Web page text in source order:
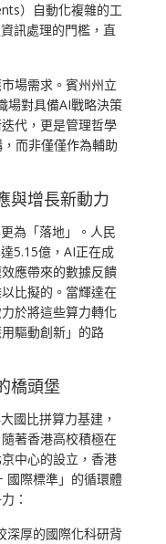
）自動化複雜的工
訊處理的門檻，直
場需求。賓州州立
場對具備AI戰略決策
代，更是管理哲學
而非僅僅作為輔助
與增長新動力
為「落地」。人民
5.15億，AI正在成
應帶來的數據反饋
比擬的。當輝達在
於將這些算力轉化
驅動創新」的路
橋頭堡
國比拼算力基建，
著香港高校積極在
中心的設立，香港
國際標準」的循環體
：
深厚的國際化科研背